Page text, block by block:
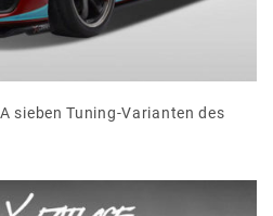
sieben Tuning-Varianten des